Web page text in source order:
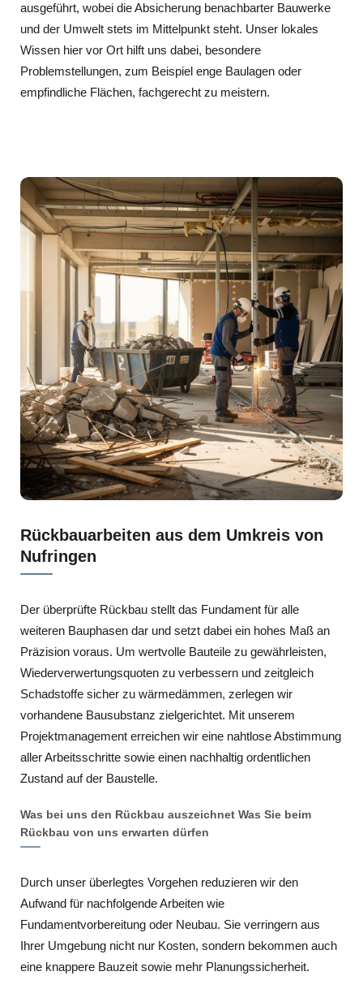
ausgeführt, wobei die Absicherung benachbarter Bauwerke
und der Umwelt stets im Mittelpunkt steht. Unser lokales
Wissen hier vor Ort hilft uns dabei, besondere
Problemstellungen, zum Beispiel enge Baulagen oder
empfindliche Flächen, fachgerecht zu meistern.
Rückbauarbeiten aus dem Umkreis von
Nufringen
Der überprüfte Rückbau stellt das Fundament für alle
weiteren Bauphasen dar und setzt dabei ein hohes Maß an
Präzision voraus. Um wertvolle Bauteile zu gewährleisten,
Wiederverwertungsquoten zu verbessern und zeitgleich
Schadstoffe sicher zu wärmedämmen, zerlegen wir
vorhandene Bausubstanz zielgerichtet. Mit unserem
Projektmanagement erreichen wir eine nahtlose Abstimmung
aller Arbeitsschritte sowie einen nachhaltig ordentlichen
Zustand auf der Baustelle.
Was bei uns den Rückbau auszeichnet Was Sie beim
Rückbau von uns erwarten dürfen
Durch unser überlegtes Vorgehen reduzieren wir den
Aufwand für nachfolgende Arbeiten wie
Fundamentvorbereitung oder Neubau. Sie verringern aus
Ihrer Umgebung nicht nur Kosten, sondern bekommen auch
eine knappere Bauzeit sowie mehr Planungssicherheit.